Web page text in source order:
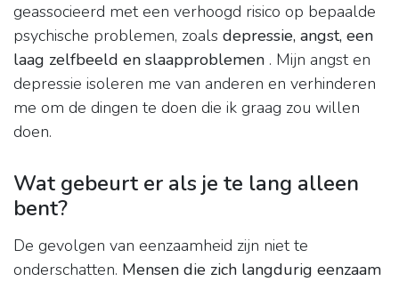
geassocieerd met een verhoogd risico op bepaalde
psychische problemen, zoals depressie, angst, een
laag zelfbeeld en slaapproblemen . Mijn angst en
depressie isoleren me van anderen en verhinderen
me om de dingen te doen die ik graag zou willen
doen.
Wat gebeurt er als je te lang alleen
bent?
De gevolgen van eenzaamheid zijn niet te
onderschatten. Mensen die zich langdurig eenzaam